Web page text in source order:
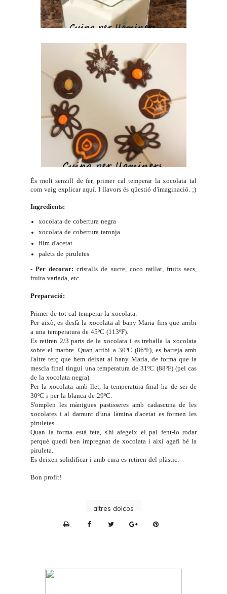
És molt senzill de fer, primer cal temperar la xocolata tal
com vaig explicar aquí . I llavors és qüestió d'imaginació. ;)
Ingredients:
xocolata de cobertura negra
xocolata de cobertura taronja
film d'acetat
palets de piruletes
- Per decorar: cristalls de sucre, coco ratllat, fruits secs,
fruita variada, etc.
Preparació:
Primer de tot cal temperar la xocolata.
Per això, es desfà la xocolata al bany Maria fins que arribi
a una temperatura de 45ºC (113ºF).
Es retiren 2/3 parts de la xocolata i es treballa la xocolata
sobre el marbre. Quan arribi a 30ºC (86ºF), es barreja amb
l'altre terç que hem deixat al bany Maria, de forma que la
mescla final tingui una temperatura de 31ºC (88ºF) (pel cas
de la xocolata negra).
Per la xocolata amb llet, la temperatura final ha de ser de
30ºC i per la blanca de 29ºC.
S'omplen les mànigues pastisseres amb cadascuna de les
xocolates i al damunt d'una làmina d'acetat es formen les
piruletes.
Quan la forma està feta, s'hi afegeix el pal fent-lo rodar
perquè quedi ben impregnat de xocolata i així agafi bé la
piruleta.
Es deixen solidificar i amb cura es retiren del plàstic.
Bon profit!
altres dolços
n